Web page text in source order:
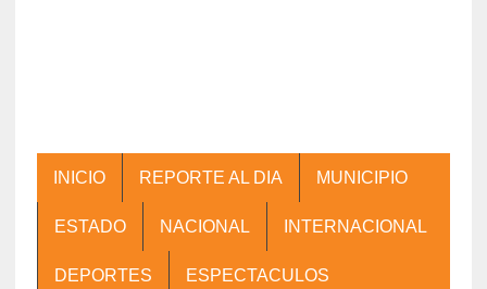
INICIO REPORTE AL DIA MUNICIPIO
ESTADO NACIONAL INTERNACIONAL
DEPORTES ESPECTACULOS